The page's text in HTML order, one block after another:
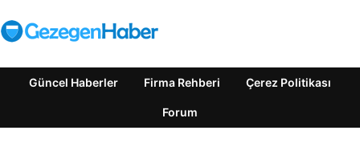
Güncel Haberler Firma Rehberi Çerez Politikası
Forum